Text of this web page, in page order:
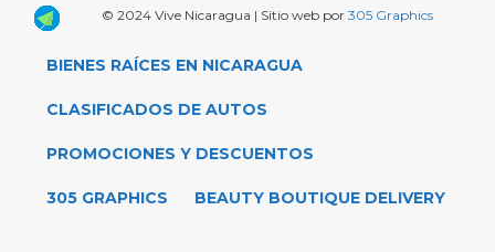
© 2024 Vive Nicaragua | Sitio web por 305 Graphics
BIENES RAÍCES EN NICARAGUA
CLASIFICADOS DE AUTOS
PROMOCIONES Y DESCUENTOS
305 GRAPHICS BEAUTY BOUTIQUE DELIVERY